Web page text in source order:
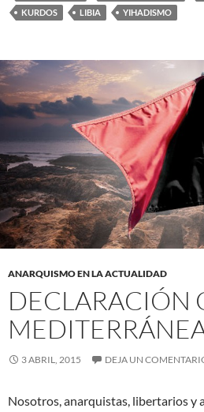
KURDOS
LIBIA YIHADISMO
ANARQUISMO EN LA ACTUALIDAD
DECLARACIÓN
3 ABRIL, 2015 DEJA UN
Nosotros, anarquistas, libertarios